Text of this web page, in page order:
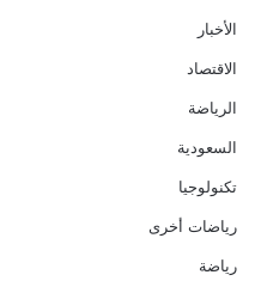
الأخبار
الاقتصاد
الرياضة
السعودية
تكنولوجيا
رياضات أخرى
رياضة